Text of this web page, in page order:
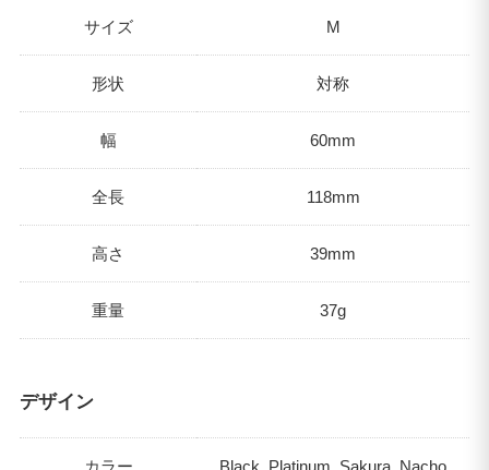
サイズ M
形状 対称
幅 60mm
全長 118mm
高さ 39mm
重量 37g
デザイン
カラー Black, Platinum, Sakura, Nacho